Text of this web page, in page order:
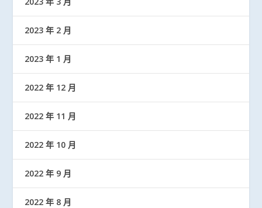
2023 年 2 月
2023 年 1 月
2022 年 12 月
2022 年 11 月
2022 年 10 月
2022 年 9 月
2022 年 8 月